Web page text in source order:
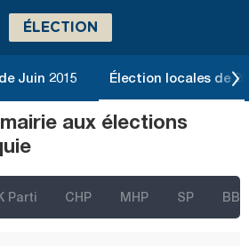
ÉLECTION
Juin 2015 Élection locales de
aux élections
Parti CHP MHP SP BBP